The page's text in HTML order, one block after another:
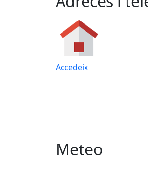
Accedeix
Meteo